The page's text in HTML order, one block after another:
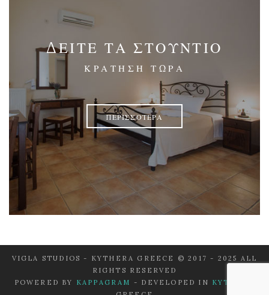
ΔΕΙΤΕ ΤΑ ΣΤΟΥΝΤΙΟ
ΚΡΑΤΗΣΗ ΤΩΡΑ
ΠΕΡΙΣΣΟΤΕΡΑ
VIGLA STUDIOS - KYTHERA GREECE © 2017 - 2025 ALL
RIGHTS RESERVED
POWERED BY KAPPAGRAM - DEVELOPED IN KYTHERA